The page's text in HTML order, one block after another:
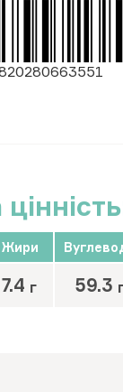
Жири
7.4 г 59.3